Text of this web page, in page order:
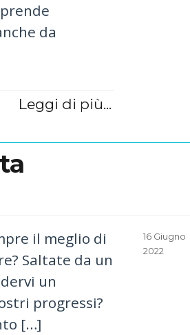
da
Leggi di più...
il meglio di
Saltate da un
un
progressi?
[…]
Posted
on
16 Giugno
2022